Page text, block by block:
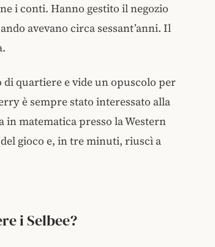
i conti. Hanno gestito il negozio
avevano circa sessant’anni. Il
di quartiere e vide un opuscolo per
è sempre stato interessato alla
in matematica presso la Western
gioco e, in tre minuti, riuscì a
i Selbee?